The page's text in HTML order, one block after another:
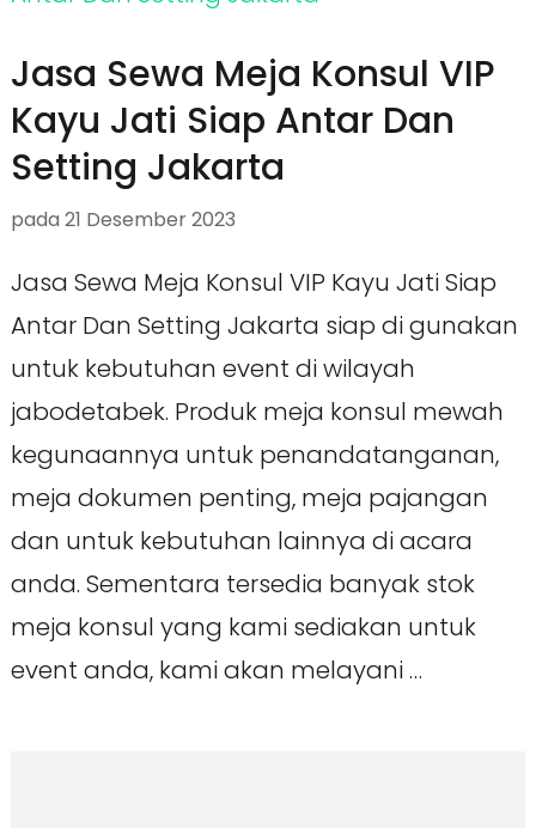
Jasa Sewa Meja Konsul VIP
Kayu Jati Siap Antar Dan
Setting Jakarta
pada 21 Desember 2023
Jasa Sewa Meja Konsul VIP Kayu Jati Siap
Antar Dan Setting Jakarta siap di gunakan
untuk kebutuhan event di wilayah
jabodetabek. Produk meja konsul mewah
kegunaannya untuk penandatanganan,
meja dokumen penting, meja pajangan
dan untuk kebutuhan lainnya di acara
anda. Sementara tersedia banyak stok
meja konsul yang kami sediakan untuk
event anda, kami akan melayani …